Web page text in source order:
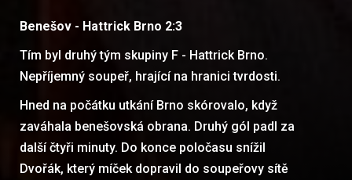
Benešov - Hattrick Brno 2:3
Tím byl druhý tým skupiny F - Hattrick Brno.
Nepříjemný soupeř, hrající na hranici tvrdosti.
Hned na počátku utkání Brno skórovalo, když
zaváhala benešovská obrana. Druhý gól padl za
další čtyři minuty. Do konce poločasu snížil
Dvořák, který míček dopravil do soupeřovy sítě